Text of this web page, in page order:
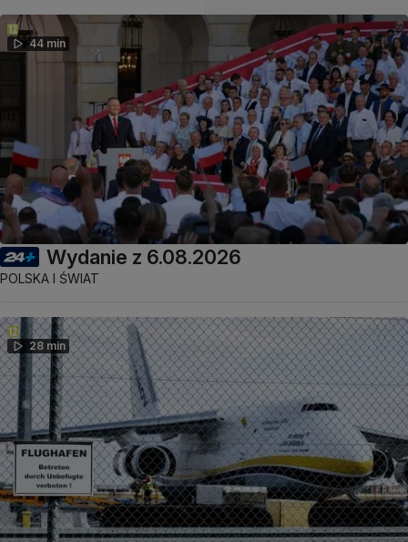
44 min
Wydanie z 6.08.2026
POLSKA I ŚWIAT
28 min